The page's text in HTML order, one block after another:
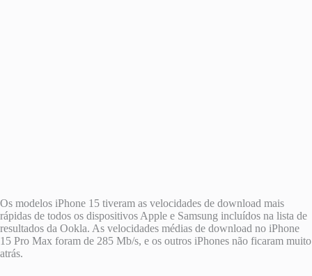
Os modelos ‌iPhone 15‌ tiveram as velocidades de download mais
rápidas de todos os dispositivos Apple e Samsung incluídos na lista de
resultados da Ookla. As velocidades médias de download no ‌iPhone
15 Pro‌ Max foram de 285 Mb/s, e os outros iPhones não ficaram muito
atrás.